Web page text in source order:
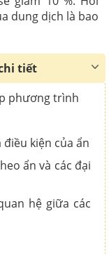
dung dịch là bao
tiết
phương trình
kiện của ẩn
ẩn và các đại
hệ giữa các